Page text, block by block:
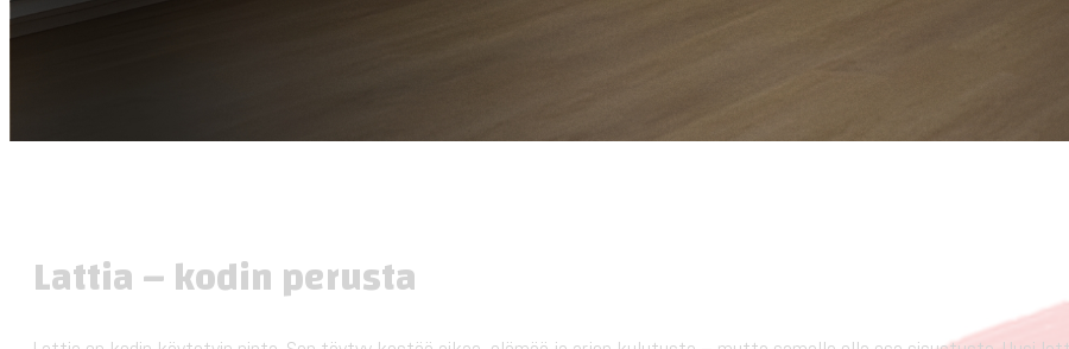
Lattia – kodin perusta